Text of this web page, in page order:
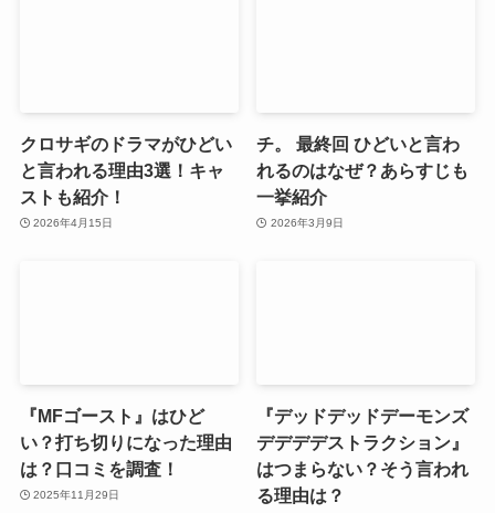
クロサギのドラマがひどい
と言われる理由3選！キャ
ストも紹介！
2026年4月15日
チ。 最終回 ひどいと言わ
れるのはなぜ？あらすじも
一挙紹介
2026年3月9日
『MFゴースト』はひど
い？打ち切りになった理由
は？口コミを調査！
2025年11月29日
『デッドデッドデーモンズ
デデデデストラクション』
はつまらない？そう言われ
る理由は？